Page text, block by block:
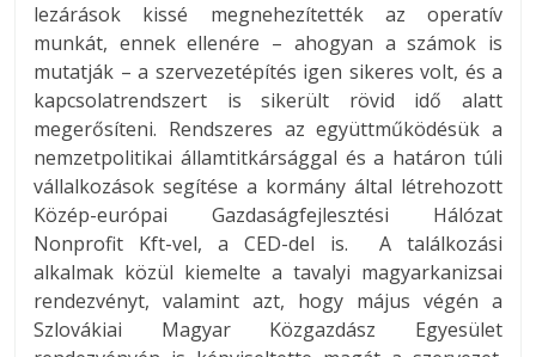
lezárások kissé megnehezítették az operatív
munkát, ennek ellenére – ahogyan a számok is
mutatják – a szervezetépítés igen sikeres volt, és a
kapcsolatrendszert is sikerült rövid idő alatt
megerősíteni. Rendszeres az együttműködésük a
nemzetpolitikai államtitkársággal és a határon túli
vállalkozások segítése a kormány által létrehozott
Közép-európai Gazdaságfejlesztési Hálózat
Nonprofit Kft-vel, a CED-del is. A találkozási
alkalmak közül kiemelte a tavalyi magyarkanizsai
rendezvényt, valamint azt, hogy május végén a
Szlovákiai Magyar Közgazdász Egyesület